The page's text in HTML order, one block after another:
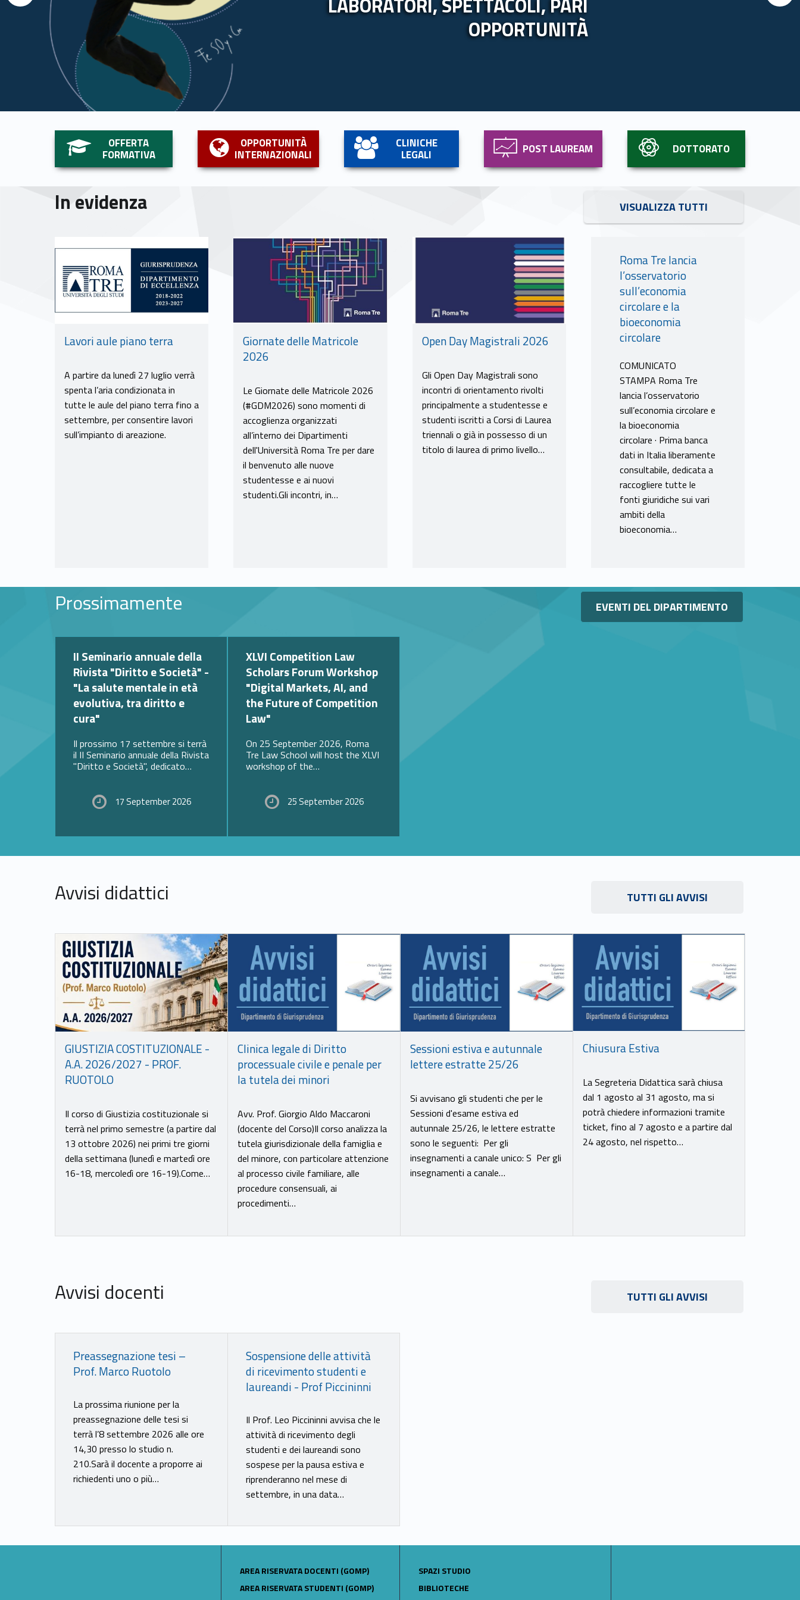
OPPORTUNITÀ
Link identifier #identifier__102992-1
OFFERTA
FORMATIVA
Link identifier #identifier__112657-2
OPPORTUNITÀ
INTERNAZIONALI
Link identifier #identifier__193650-3
CLINICHE
LEGALI
Link identifier #identifier__166903-4
POST LAUREAM
Link identifier #identifier__195853-5
DOTTORATO
In evidenza VISUALIZZA TUTTI
Lavori aule piano terra
A partire da lunedì 27 luglio verrà
spenta l’aria condizionata in
tutte le aule del piano terra fino a
settembre, per consentire lavori
sull’impianto di areazione.
Link identifier #identifier__180249-8
Giornate delle Matricole
2026
Le Giornate delle Matricole 2026
(#GDM2026) sono momenti di
accoglienza organizzati
all’interno dei Dipartimenti
dell'Università Roma Tre per dare
il benvenuto alle nuove
studentesse e ai nuovi
studenti.Gli incontri, in…
Link identifier #identifier__135995-9
Open Day Magistrali 2026
Gli Open Day Magistrali sono
incontri di orientamento rivolti
principalmente a studentesse e
studenti iscritti a Corsi di Laurea
triennali o già in possesso di un
titolo di laurea di primo livello…
Roma Tre lancia
l’osservatorio
sull’economia
circolare e la
bioeconomia
circolare
COMUNICATO
STAMPA Roma Tre
lancia l’osservatorio
sull’economia circolare e
la bioeconomia
circolare · Prima banca
dati in Italia liberamente
consultabile, dedicata a
raccogliere tutte le
fonti giuridiche sui vari
ambiti della
bioeconomia…
Prossimamente Link identifier #identifier__60613-11
EVENTI DEL DIPARTIMENTO
II Seminario annuale della
Rivista "Diritto e Società" -
"La salute mentale in età
evolutiva, tra diritto e
cura"
Il prossimo 17 settembre si terrà
il II Seminario annuale della Rivista
"Diritto e Società", dedicato…
17 September 2026
Link identifier #identifier__160483-13
XLVI Competition Law
Scholars Forum Workshop
"Digital Markets, AI, and
the Future of Competition
Law"
On 25 September 2026, Roma
Tre Law School will host the XLVI
workshop of the…
25 September 2026
Avvisi didattici TUTTI GLI AVVISI
Link identifier #identifier__57551-15
GIUSTIZIA COSTITUZIONALE -
A.A. 2026/2027 - PROF.
RUOTOLO
Il corso di Giustizia costituzionale si
terrà nel primo semestre (a partire dal
13 ottobre 2026) nei primi tre giorni
della settimana (lunedì e martedì ore
16-18, mercoledì ore 16-19).Come…
Link identifier #identifier__187659-16
Clinica legale di Diritto
processuale civile e penale per
la tutela dei minori
Avv. Prof. Giorgio Aldo Maccaroni
(docente del Corso)Il corso analizza la
tutela giurisdizionale della famiglia e
del minore, con particolare attenzione
al processo civile familiare, alle
procedure consensuali, ai
procedimenti…
Link identifier #identifier__194986-17
Sessioni estiva e autunnale
lettere estratte 25/26
Si avvisano gli studenti che per le
Sessioni d'esame estiva ed
autunnale 25/26, le lettere estratte
sono le seguenti: Per gli
insegnamenti a canale unico: S Per gli
insegnamenti a canale…
Link identifier #identifier__146934-18
Chiusura Estiva
La Segreteria Didattica sarà chiusa
dal 1 agosto al 31 agosto, ma si
potrà chiedere informazioni tramite
ticket, fino al 7 agosto e a partire dal
24 agosto, nel rispetto…
Avvisi docenti TUTTI GLI AVVISI
Link identifier #identifier__7746-20
Preassegnazione tesi –
Prof. Marco Ruotolo
La prossima riunione per la
preassegnazione delle tesi si
terrà l’8 settembre 2026 alle ore
14,30 presso lo studio n.
210.Sarà il docente a proporre ai
richiedenti uno o più…
Link identifier #identifier__25828-21
Sospensione delle attività
di ricevimento studenti e
laureandi - Prof Piccininni
Il Prof. Leo Piccininni avvisa che le
attività di ricevimento degli
studenti e dei laureandi sono
sospese per la pausa estiva e
riprenderanno nel mese di
settembre, in una data…
LINK IDENTIFIER #IDENTIFIER__11422-22
AREA RISERVATA DOCENTI (GOMP)
LINK IDENTIFIER #IDENTIFIER__152209-23
AREA RISERVATA STUDENTI (GOMP)
LINK IDENTIFIER #IDENTIFIER__55995-28
SPAZI STUDIO
LINK IDENTIFIER #IDENTIFIER__1521-29
BIBLIOTECHE